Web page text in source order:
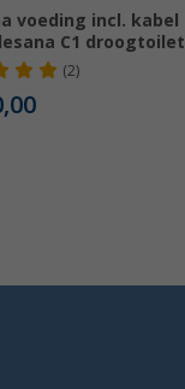
voeding incl. kabel
C1 droogtoilet
(2)